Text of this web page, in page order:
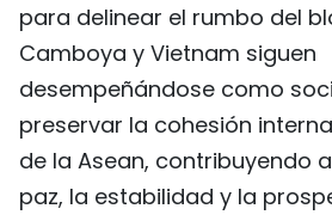
para delinear el rumbo del
Camboya y Vietnam siguen
desempeñándose como
preservar la cohesión
de la Asean, contribuyendo
paz, la estabilidad y la